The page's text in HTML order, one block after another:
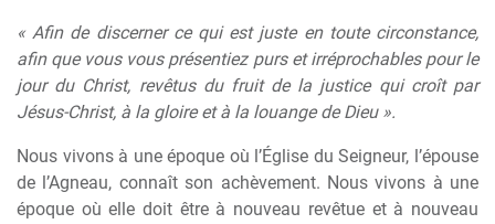
« Afin de discerner ce qui est juste en toute circonstance,
afin que vous vous présentiez purs et irréprochables pour le
jour du Christ, revêtus du fruit de la justice qui croît par
Jésus-Christ, à la gloire et à la louange de Dieu ».
Nous vivons à une époque où l’Église du Seigneur, l’épouse
de l’Agneau, connaît son achèvement. Nous vivons à une
époque où elle doit être à nouveau revêtue et à nouveau